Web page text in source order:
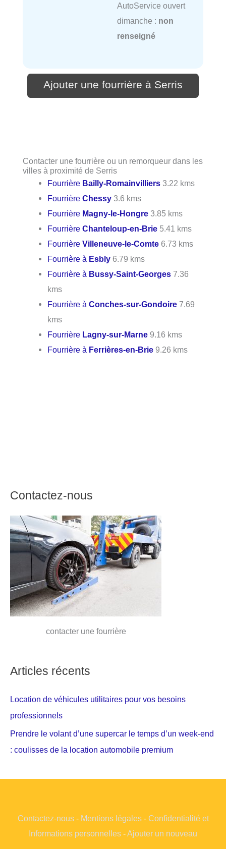
AutoService ouvert
dimanche : non
renseigné
Ajouter une fourrière à Serris
Contacter une fourrière ou un remorqueur dans les
villes à proximité de Serris
Fourrière Bailly-Romainvilliers 3.22 kms
FourrièreChessy 3.6 kms
Fourrière Magny-le-Hongre 3.85 kms
FourrièreChanteloup-en-Brie 5.41 kms
FourrièreVilleneuve-le-Comte 6.73 kms
Fourrière à Esbly 6.79 kms
Fourrière à Bussy-Saint-Georges 7.36
kms
Fourrière àConches-sur-Gondoire 7.69
kms
Fourrière Lagny-sur-Marne 9.16 kms
Fourrière à Ferrières-en-Brie 9.26 kms
Contactez-nous
contacter une fourrière
Articles récents
Location de véhicules utilitaires pour vos besoins
professionnels
Prendre le volant d’une supercar le temps d’un week-end
: coulisses de la location automobile premium
Contactez-nous- Mentions légales- Confidentialité et
Informations personnelles - Ajouter un nouveau